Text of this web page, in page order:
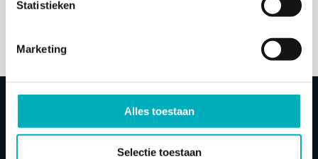
Statistieken
Marketing
Alles toestaan
Selectie toestaan
Bevallen in bad Ervaringen Badbevalling video’s